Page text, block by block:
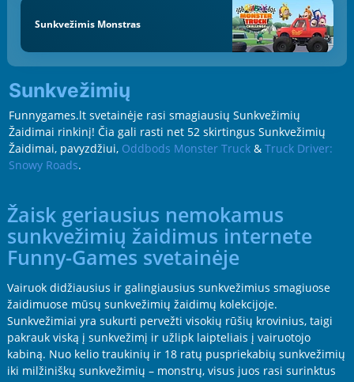
Sunkvežimis Monstras
Sunkvežimių
Funnygames.lt svetainėje rasi smagiausių Sunkvežimių
Žaidimai rinkinį! Čia gali rasti net 52 skirtingus Sunkvežimių
Žaidimai, pavyzdžiui, Oddbods Monster Truck& Truck Driver:
Snowy Roads.
Žaisk geriausius nemokamus
sunkvežimių žaidimus internete
Funny-Games svetainėje
Vairuok didžiausius ir galingiausius sunkvežimius smagiuose
žaidimuose mūsų sunkvežimių žaidimų kolekcijoje.
Sunkvežimiai yra sukurti pervežti visokių rūšių krovinius, taigi
pakrauk viską į sunkvežimį ir užlipk laipteliais į vairuotojo
kabiną. Nuo kelio traukinių ir 18 ratų puspriekabių sunkvežimių
iki milžiniškų sunkvežimių – monstrų, visus juos rasi surinktus